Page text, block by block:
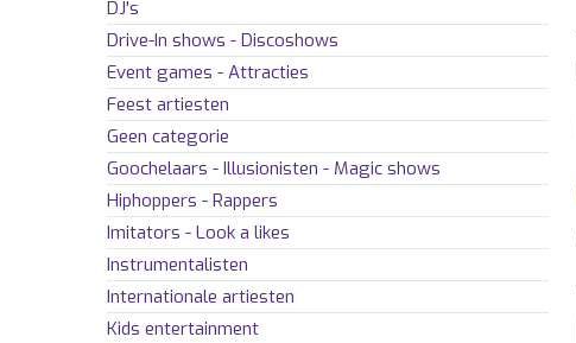
DJ's
Drive-In shows - Discoshows
Event games - Attracties
Feest artiesten
Geen categorie
Goochelaars - Illusionisten - Magic shows
Hiphoppers - Rappers
Imitators - Look a likes
Instrumentalisten
Internationale artiesten
Kids entertainment